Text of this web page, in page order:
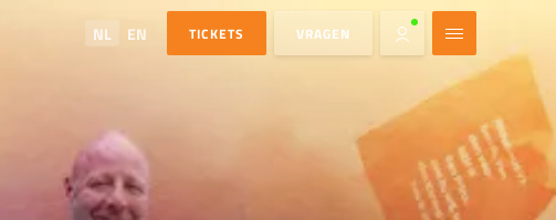
NL EN TICKETS VRAGEN